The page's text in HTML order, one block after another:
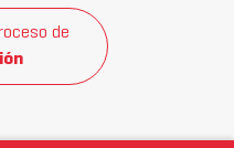
de